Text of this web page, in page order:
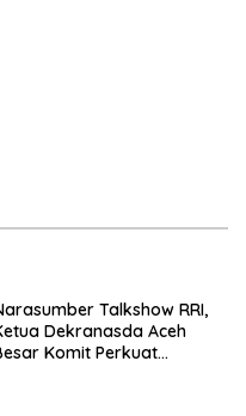
Talkshow RRI,
Dekranasda Aceh
Komit Perkuat